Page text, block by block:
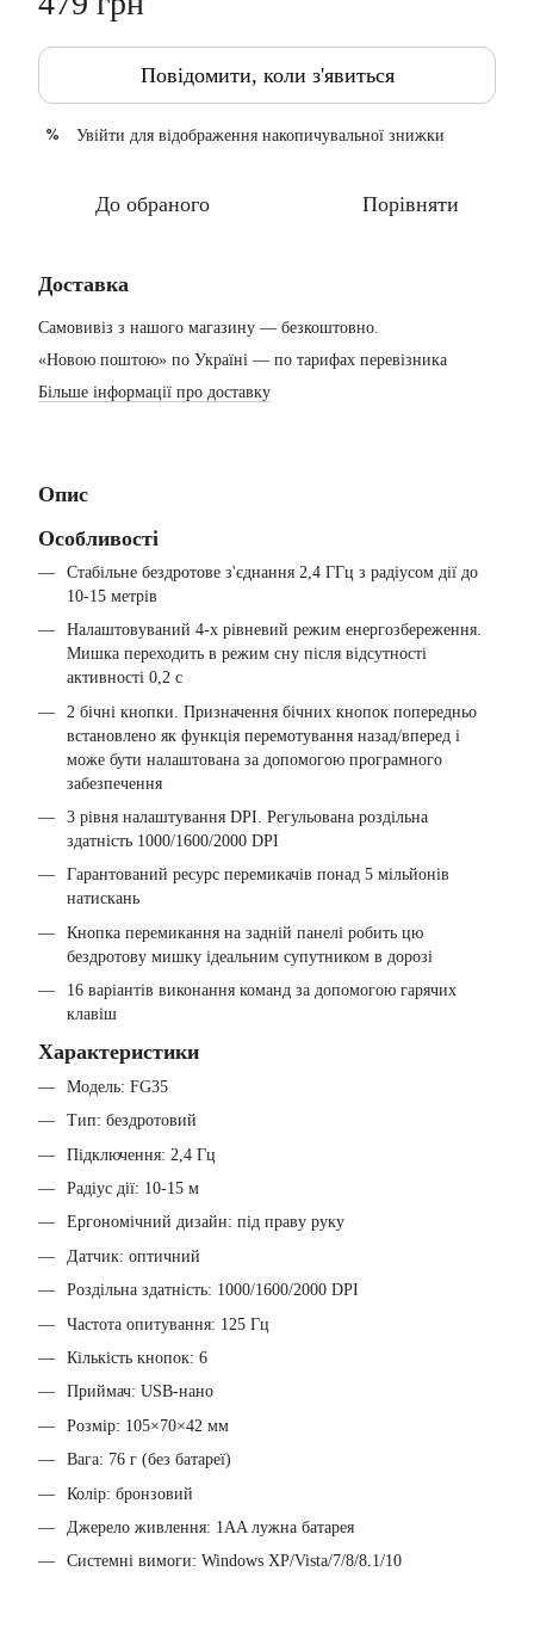
Повідомити, коли з'явиться
% Увійти для відображення накопичувальної знижки
До обраного Порівняти
Доставка
Самовивіз з нашого магазину — безкоштовно.
«Новою поштою» по Україні — по тарифах перевізника
Більше інформації про доставку
Опис
Особливості
Стабільне бездротове з'єднання 2,4 ГГц з радіусом дії до
10-15 метрів
Налаштовуваний 4-х рівневий режим енергозбереження.
Мишка переходить в режим сну після відсутності
активності 0,2 с
2 бічні кнопки. Призначення бічних кнопок попередньо
встановлено як функція перемотування назад/вперед і
може бути налаштована за допомогою програмного
забезпечення
3 рівня налаштування DPI. Регульована роздільна
здатність 1000/1600/2000 DPI
Гарантований ресурс перемикачів понад 5 мільйонів
натискань
Кнопка перемикання на задній панелі робить цю
бездротову мишку ідеальним супутником в дорозі
16 варіантів виконання команд за допомогою гарячих
клавіш
Xарактеристики
Модель: FG35
Тип: бездротовий
Підключення: 2,4 Гц
Радіус дії: 10-15 м
Ергономічний дизайн: під праву руку
Датчик: оптичний
Роздільна здатність: 1000/1600/2000 DPI
Частота опитування: 125 Гц
Кількість кнопок: 6
Приймач: USB-нано
Розмір: 105×70×42 мм
Вага: 76 г (без батареї)
Колір: бронзовий
Джерело живлення: 1AA лужна батарея
Системні вимоги: Windows XP/Vista/7/8/8.1/10